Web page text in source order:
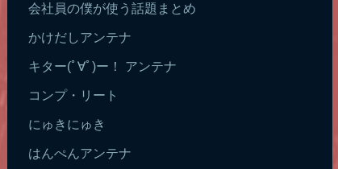
会社員の僕が使う話題まとめ
かけだしアンテナ
キター(ﾟ∀ﾟ)ー！ アンテナ
コンプ・リート
にゅきにゅき
はんぺんアンテナ